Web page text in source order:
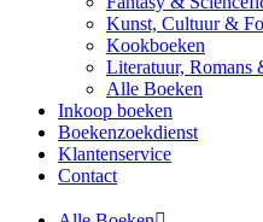
Kunst, Cultuur &
Kookboeken
Literatuur, Romans
Alle Boeken
Inkoop boeken
Boekenzoekdienst
Klantenservice
Contact